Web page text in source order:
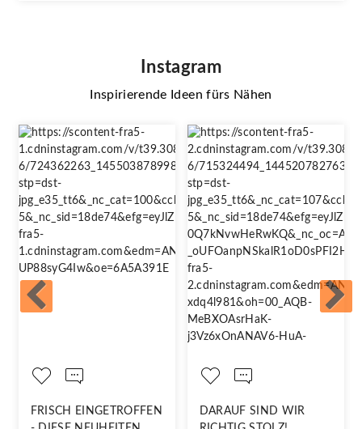
Instagram
Inspirierende Ideen fürs Nähen
FRISCH EINGETROFFEN
DARAUF SIND WIR